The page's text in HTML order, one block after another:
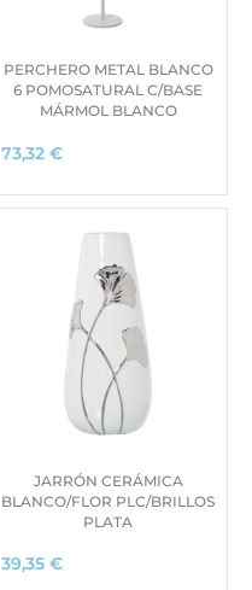
PERCHERO METAL BLANCO
6 POMOSATURAL C/BASE
MÁRMOL BLANCO
73,32 €
JARRÓN CERÁMICA
BLANCO/FLOR PLC/BRILLOS
PLATA
39,35 €